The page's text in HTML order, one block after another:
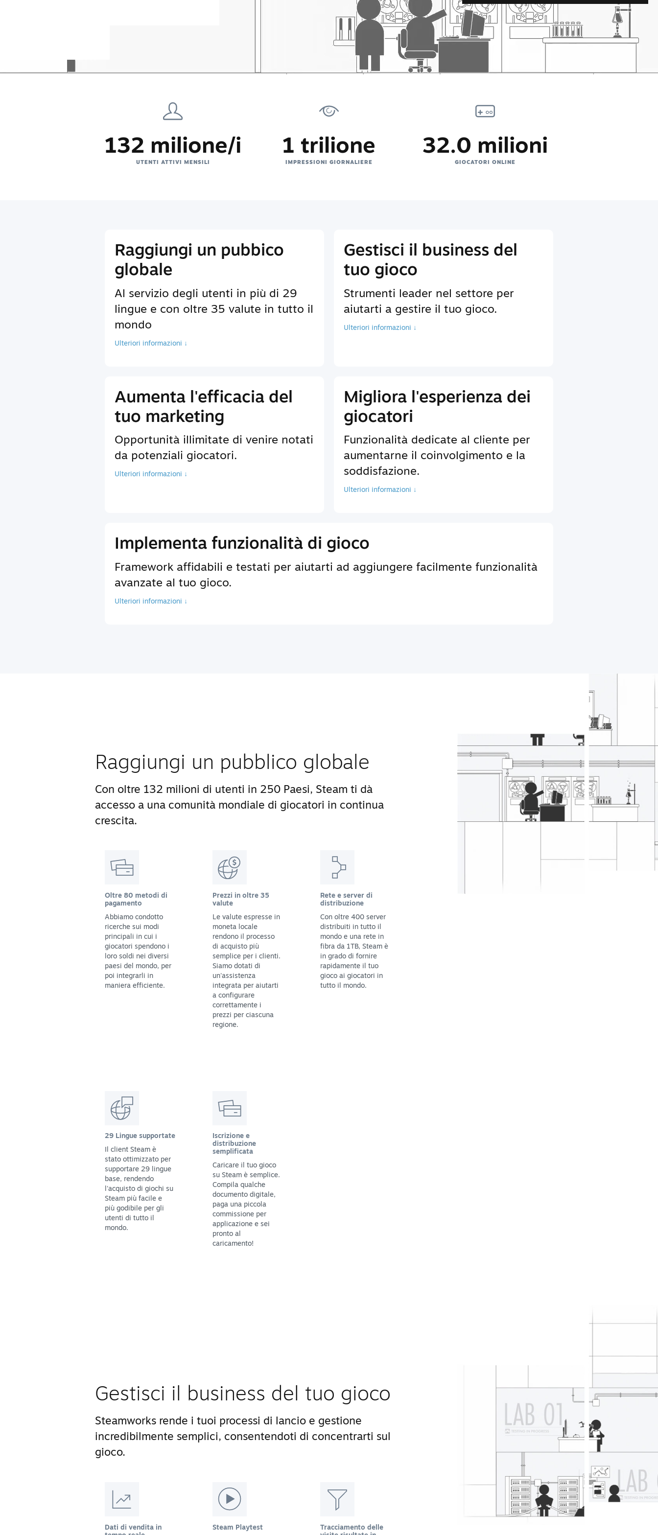
132 milione/i
UTENTI ATTIVI MENSILI
1 trilione
IMPRESSIONI GIORNALIERE
32.0 milioni
GIOCATORI ONLINE
Raggiungi un pubbico
globale
Al servizio degli utenti in più di 29
lingue e con oltre 35 valute in tutto il
mondo
Ulteriori informazioni ↓
Gestisci il business del
tuo gioco
Strumenti leader nel settore per
aiutarti a gestire il tuo gioco.
Ulteriori informazioni ↓
Aumenta l'efficacia del
tuo marketing
Opportunità illimitate di venire notati
da potenziali giocatori.
Ulteriori informazioni ↓
Migliora l'esperienza dei
giocatori
Funzionalità dedicate al cliente per
aumentarne il coinvolgimento e la
soddisfazione.
Ulteriori informazioni ↓
Implementa funzionalità di gioco
Framework affidabili e testati per aiutarti ad aggiungere facilmente funzionalità
avanzate al tuo gioco.
Ulteriori informazioni ↓
Raggiungi un pubblico globale
Con oltre 132 milioni di utenti in 250 Paesi, Steam ti dà
accesso a una comunità mondiale di giocatori in continua
crescita.
Oltre 80 metodi di
pagamento
Abbiamo condotto
ricerche sui modi
principali in cui i
giocatori spendono i
loro soldi nei diversi
paesi del mondo, per
poi integrarli in
maniera efficiente.
Prezzi in oltre 35
valute
Le valute espresse in
moneta locale
rendono il processo
di acquisto più
semplice per i clienti.
Siamo dotati di
un'assistenza
integrata per aiutarti
a configurare
correttamente i
prezzi per ciascuna
regione.
Rete e server di
distribuzione
Con oltre 400 server
distribuiti in tutto il
mondo e una rete in
fibra da 1TB, Steam è
in grado di fornire
rapidamente il tuo
gioco ai giocatori in
tutto il mondo.
29 Lingue supportate
Il client Steam è
stato ottimizzato per
supportare 29 lingue
base, rendendo
l'acquisto di giochi su
Steam più facile e
più godibile per gli
utenti di tutto il
mondo.
Iscrizione e
distribuzione
semplificata
Caricare il tuo gioco
su Steam è semplice.
Compila qualche
documento digitale,
paga una piccola
commissione per
applicazione e sei
pronto al
caricamento!
Gestisci il business del tuo gioco
Steamworks rende i tuoi processi di lancio e gestione
incredibilmente semplici, consentendoti di concentrarti sul
gioco.
Dati di vendita in
Steam Playtest
Tracciamento delle